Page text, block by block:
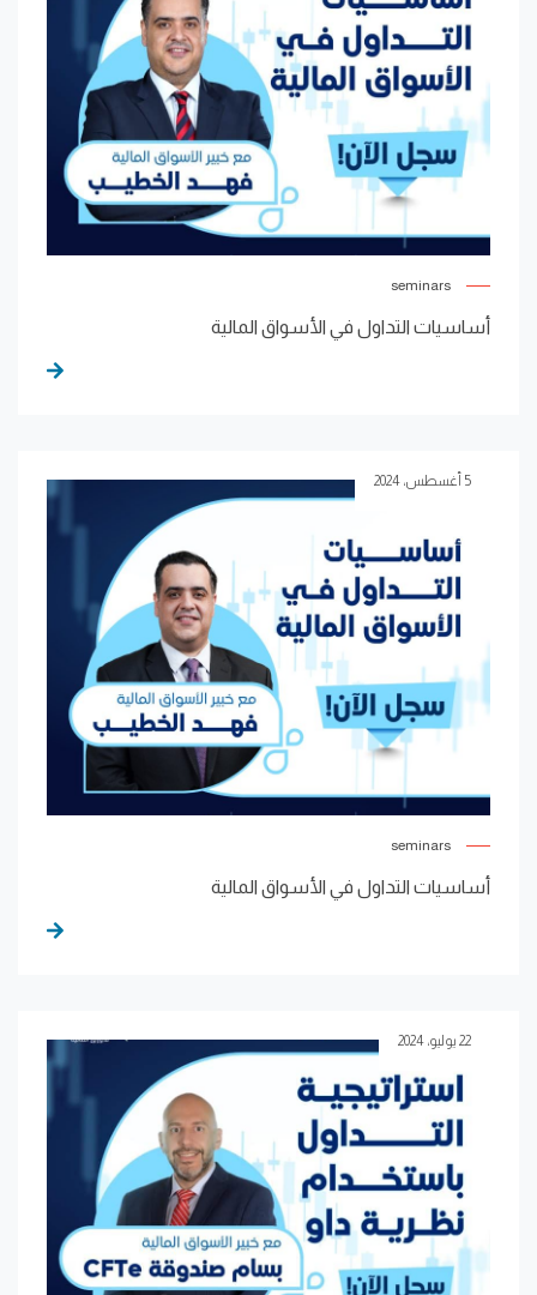
seminars
أساسيات التداول في الأسواق المالية
seminars
أساسيات التداول في الأسواق المالية
5 أغسطس، 2024
22 يوليو، 2024